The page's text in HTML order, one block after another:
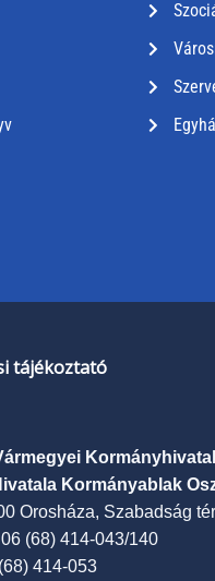
tájékoztató
Kormányablak
Orosháza, Szabadság
(68) 414-043/140
414-053